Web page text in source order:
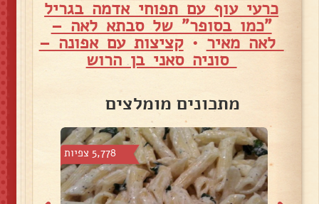
כרעי עוף עם תפוחי אדמה בגריל
"כמו בסופר" של סבתא לאה –
לאה מאיר •קציצות עם אפונה –
סוניה סאני בן הרוש
מתכונים מומלצים
5,778 צפיות